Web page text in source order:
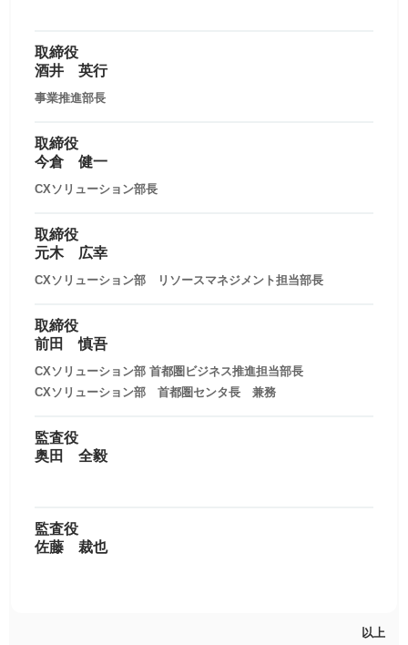
取締役
酒井 英行
事業推進部長
取締役
今倉 健一
CXソリューション部長
取締役
元木 広幸
CXソリューション部 リソースマネジメント担当部長
取締役
前田 慎吾
CXソリューション部 首都圏ビジネス推進担当部長
CXソリューション部 首都圏センタ長 兼務
監査役
奥田 全毅
監査役
佐藤 裁也
以上